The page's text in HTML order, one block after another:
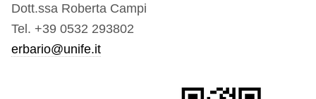
Dott.ssa Roberta Campi
Tel. +39 0532 293802
erbario@unife.it